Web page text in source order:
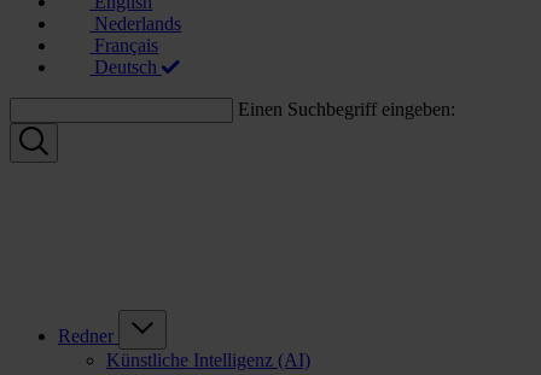
Nederlands
Français
Deutsch
Einen Suchbegriff eingeben:
Redner
Künstliche Intelligenz (AI)